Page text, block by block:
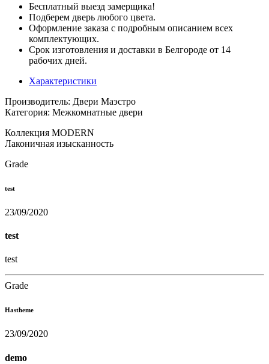
Бесплатный выезд замерщика!
Подберем дверь любого цвета.
Оформление заказа с подробным описанием всех
комплектующих.
Срок изготовления и доставки в Белгороде от 14
рабочих дней.
Характеристики
Производитель: Двери Маэстро
Категория: Межкомнатные двери
Коллекция MODERN
Лаконичная изысканность
Grade
test
23/09/2020
test
test
Grade
Hastheme
23/09/2020
demo